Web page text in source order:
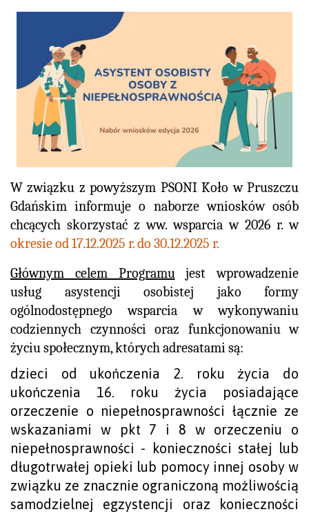
W związku z powyższym PSONI Koło w Pruszczu
Gdańskim informuje o naborze wniosków osób
chcących skorzystać z ww. wsparcia w 2026 r. w
okresie od 17.12.2025 r. do 30.12.2025 r.
Głównym celem Programujest wprowadzenie
usług asystencji osobistej jako formy
ogólnodostępnego wsparcia w wykonywaniu
codziennych czynności oraz funkcjonowaniu w
życiu społecznym, których adresatami są:
dzieci od ukończenia 2. roku życia do
ukończenia 16. roku życia posiadające
orzeczenie o niepełnosprawności łącznie ze
wskazaniami w pkt 7 i 8 w orzeczeniu o
niepełnosprawności - konieczności stałej lub
długotrwałej opieki lub pomocy innej osoby w
związku ze znacznie ograniczoną możliwością
samodzielnej egzystencji oraz konieczności